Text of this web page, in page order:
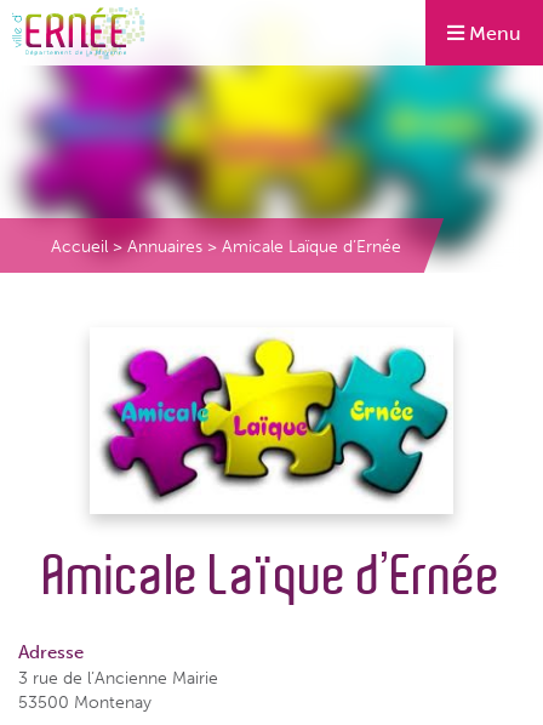
Menu
Accueil>Annuaires > Amicale Laïque d’Ernée
Amicale Laïque d’Ernée
Adresse
3 rue de l’Ancienne Mairie
53500 Montenay